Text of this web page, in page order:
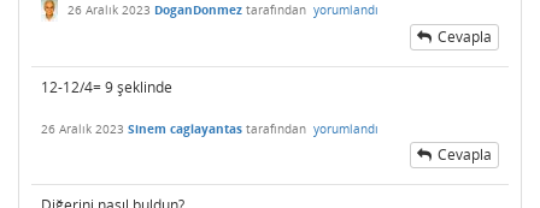
26 Aralık 2023 DoganDonmez tarafından yorumlandı
Cevapla
12-12/4= 9 şeklinde
26 Aralık 2023 Sinem caglayantas tarafından yorumlandı
Cevapla